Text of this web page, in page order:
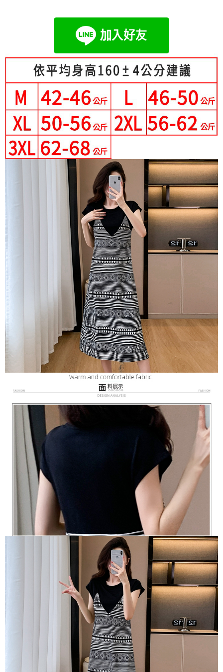
4.訂單成立30分鐘內，如未前往確認交易或遇審核未通過，訂單將自動取
消。如遇「轉專審核」未通過狀況，表示未達大哥付你分期系統評分，恕無
1.分期款項不併入電信帳單，「大哥付你分期」於每月結算日後寄送繳費提
醒簡訊。
2.透過簡訊連結打開帳單後，可選擇「超商條碼／台灣大直營門市／銀行轉
帳／街口支付／iPASS MONEY」等通路繳費。
【注意事項】
1.本服務係由「台灣大哥大股份有限公司」（以下簡稱本公司）所提供，讓
用戶於交易時，得透過本服務購買商品或服務，並由商店將買賣／分期付款
買賣價金債權讓與本公司後，依約使用本公司帳單繳交帳款。
2.基於同意付款使用「大哥付你分期」之契約關係目的，商店將以您的個人
資料（包含姓名、電話或地址）提供予台灣大哥大進項蒐集、處理及利用，
由本公司與您本人進行分期帳單所需資料之確認、核對及更正。
3.完整用戶服務條款，請詳閱以下連結：https://oppay.tw/userRule
１．簡單：不需註冊會員、不需綁卡、不需儲值。
２．便利：只要手機號碼，簡訊認證，即可結帳。
３．安心：先確認商品／服務後，再付款。
【「AFTEE先享後付」結帳流程】
１．於結帳方式選擇「AFTEE先享後付」後，將跳轉至「AFTEE先享後付」
結帳頁面，進行簡訊認證並確認金額後，即可完成結帳。
３．收到繳費通知簡訊後14天內，點擊此簡訊中的連結，可透過四大超商／
ATM／網路銀行／等多元方式進行付款，方視為交易完成。
※ 請注意：結帳手續完成當下不需立刻繳費，但若您需要取消訂單，請聯絡
購買商品的店家。未經商家同意取消之訂單仍視為有效，需透過AFTEE先享
後付繳納相關費用。
※ 交易是否成功請以「AFTEE先享後付 」之結帳頁面顯示為準，若有關於
是否繳費成功／繳費後需取消欲退款等相關疑問，請聯繫「AFTEE先享後付
客戶支援中心」https://netprotections.freshdesk.com/support/home
１．透過由恩沛科技股份有限公司提供之「AFTEE先享後付」服務完成之交
易，需依本服務之必要範圍內提供個人資料，並將交易相關給付款項請求債
權轉讓予恩沛科技股份有限公司。
２．關於個人資料處理事宜，請瀏覽以下網址：
https://aftee.tw/terms/#terms3
３．未成年的使用者請事先徵得法定代理人或監護人之同意方可使用
「AFTEE先享後付」，若未經同意申辦者引起之損失，本公司不負相關責
４．使用「AFTEE先享後付」時，將依據個別帳號之用戶狀況，依本公司即
時審查核予不同之上限額度；若仍有額度不足之情形，本公司將視審查結果
請求用戶進行身份認證。
５．嚴禁一人註冊多個帳號或使用他人資訊註冊。若發現惡意使用之情形，
恩沛科技股份有限公司將有權停止該用戶之使用額度並採取法律行動。
「Hami Point」為中華電信所提供之點數服務，可於會員專區綁定中華電信
會員帳號後，即可在購物車使用 Hami Point 折抵消費金額 (1點等於1元)。
運送方式
全家付款取貨
每筆NT$80，滿NT$699(含以上)免運費
付款後全家取貨
每筆NT$80，滿NT$699(含以上)免運費
付款後萊爾富取貨
每筆NT$80，滿NT$699(含以上)免運費
每筆NT$80，滿NT$699(含以上)免運費
每筆NT$80，滿NT$699(含以上)免運費
每筆NT$70，滿NT$699(含以上)免運費
每筆NT$90，滿NT$699(含以上)免運費